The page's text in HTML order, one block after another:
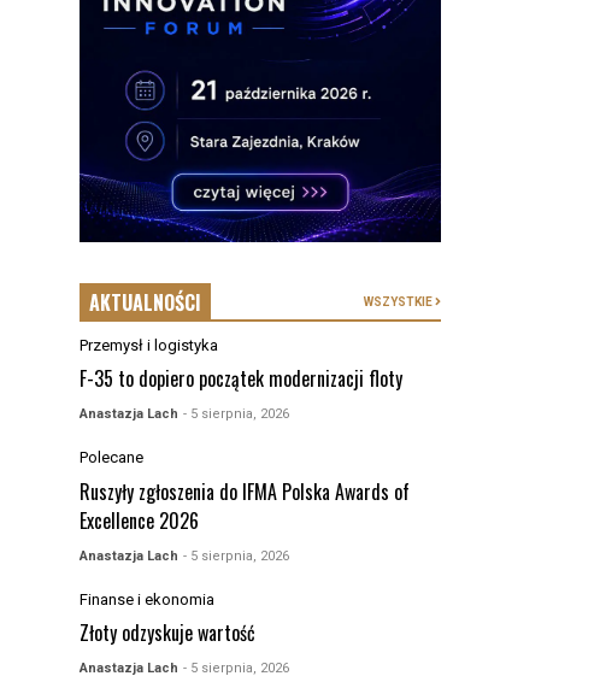
AKTUALNOŚCI WSZYSTKIE
Przemysł i logistyka
F-35 to dopiero początek modernizacji floty
Anastazja Lach - 5 sierpnia, 2026
Polecane
Ruszyły zgłoszenia do IFMA Polska Awards of
Excellence 2026
Anastazja Lach - 5 sierpnia, 2026
Finanse i ekonomia
Złoty odzyskuje wartość
Anastazja Lach - 5 sierpnia, 2026